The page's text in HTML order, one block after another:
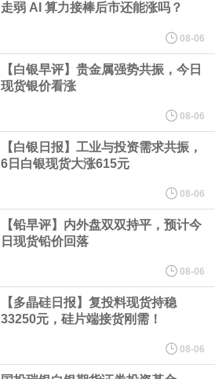
年以来最大单日涨幅，上涨25%至11个月高位。
据中心枢纽建设工作正在如火如荼推进，项目所
经被开挖，露出赤红土层，并修出层层台地。但
浪持续高涨，给这家美国科技巨头总规模 150 亿
，德国DAX指数跌0.29%，英国富时100指数涨
指数涨0.03%，欧洲斯托克50指数跌0.15%，
数跌0.18%。
3.00%，现报16574.100美元/吨。
走弱 AI 算力接棒后市还能涨吗？
08-06
【白银早评】贵金属强势共振，今日
现货银价看涨
08-06
【白银日报】工业与投资需求共振，
6日白银现货大涨615元
08-06
【铅早评】内外盘双双持平，预计今
日现货铅价回落
08-06
【多晶硅日报】复投料现货持稳
33250元，硅片端接货刚需！
08-06